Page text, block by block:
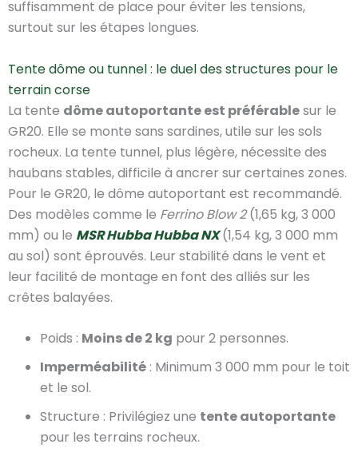
suffisamment de place pour éviter les tensions,
surtout sur les étapes longues.
Tente dôme ou tunnel : le duel des structures pour le
terrain corse
La tente dôme autoportante est préférablesur le
GR20. Elle se monte sans sardines, utile sur les sols
rocheux. La tente tunnel, plus légère, nécessite des
haubans stables, difficile à ancrer sur certaines zones.
Pour le GR20, le dôme autoportant est recommandé.
Des modèles comme le Ferrino Blow 2(1,65 kg, 3 000
mm) ou le MSR Hubba Hubba NX(1,54 kg, 3 000 mm
au sol) sont éprouvés. Leur stabilité dans le vent et
leur facilité de montage en font des alliés sur les
crêtes balayées.
Poids : Moins de 2 kg pour 2 personnes.
Imperméabilité : Minimum 3 000 mm pour le toit
et le sol.
Structure : Privilégiez une tente autoportante
pour les terrains rocheux.